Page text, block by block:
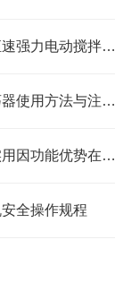
悬臂式数显恒速强力电动搅拌器的使用注意事项
分液漏斗振荡器使用方法与注意事项
恒温振荡仪实用因功能优势在众多领域中得到认可
全操作规程